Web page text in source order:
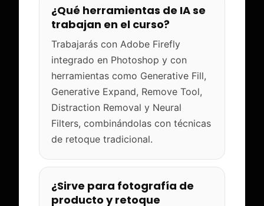
¿Qué herramientas de IA se
trabajan en el curso?
Trabajarás con Adobe Firefly
integrado en Photoshop y con
herramientas como Generative Fill,
Generative Expand, Remove Tool,
Distraction Removal y Neural
Filters, combinándolas con técnicas
de retoque tradicional.
¿Sirve para fotografía de
producto y retoque